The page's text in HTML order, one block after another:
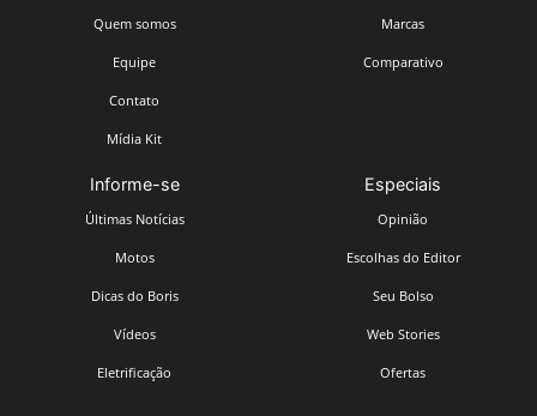
Quem somos
Equipe
Contato
Mídia Kit
Marcas
Comparativo
Informe-se
Últimas Notícias
Motos
Dicas do Boris
Vídeos
Eletrificação
Especiais
Opinião
Escolhas do Editor
Seu Bolso
Web Stories
Ofertas